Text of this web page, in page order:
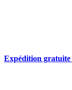
Expédition gratuite